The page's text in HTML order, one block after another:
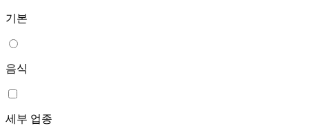
기본
음식
세부 업종